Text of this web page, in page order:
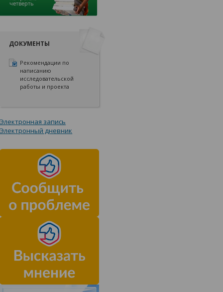
ДОКУМЕНТЫ
Рекомендации по
написанию
исследовательской
работы и проекта
Электронная запись
Электронный дневник